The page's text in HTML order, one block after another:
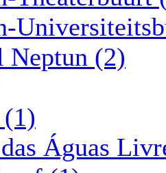
Neptun (2)
Águas